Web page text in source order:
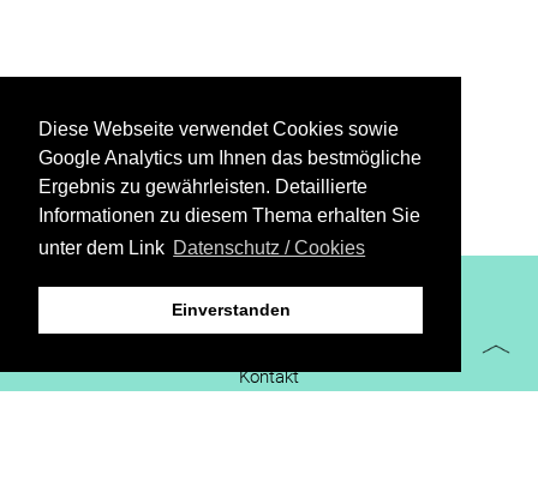
Diese Webseite verwendet Cookies sowie
Google Analytics um Ihnen das bestmögliche
Ergebnis zu gewährleisten. Detaillierte
Informationen zu diesem Thema erhalten Sie
unter dem Link Datenschutz / Cookies
Einverstanden
XiBIT Infoguide 2021
Kontakt